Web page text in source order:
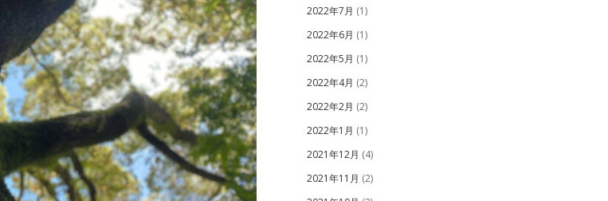
2022年7月 (1)
2022年6月 (1)
2022年5月 (1)
2022年4月 (2)
2022年2月 (2)
2022年1月 (1)
2021年12月 (4)
2021年11月 (2)